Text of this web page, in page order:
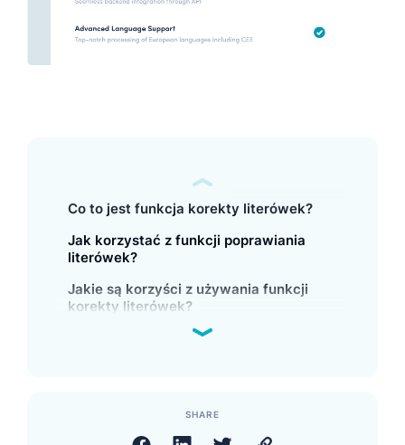
Co to jest funkcja korekty literówek?
Jak korzystać z funkcji poprawiania
literówek?
Jakie są korzyści z używania funkcji
korekty literówek?
SHARE